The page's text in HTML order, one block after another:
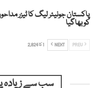
پاکستان جونیئر لیگ کا ٹیزر
کو بھاگیا
NEXT 1 کا 2,824
سب سے زیادہ